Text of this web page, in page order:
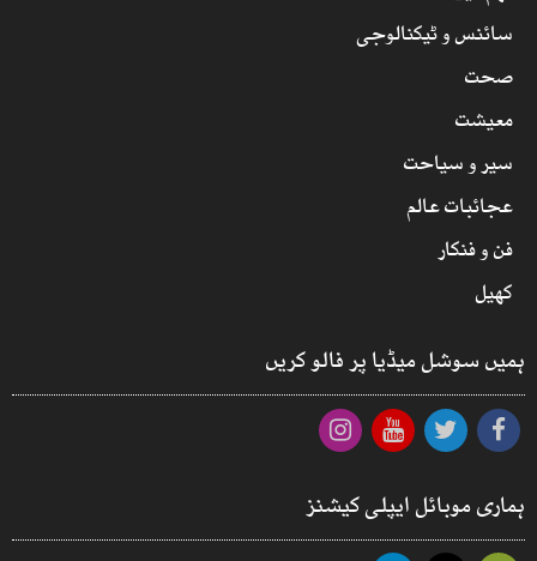
سائنس و ٹیکنالوجی
صحت
معیشت
سیر و سیاحت
عجائبات عالم
فن و فنکار
کھیل
ہمیں سوشل میڈیا پر فالو کریں
ہماری موبائل ایپلی کیشنز